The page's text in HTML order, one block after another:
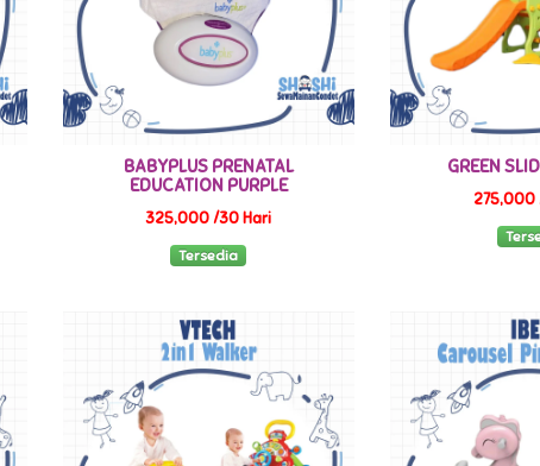
BABYPLUS PRENATAL
EDUCATION PURPLE
325,000 /30 Hari
Tersedia
GREEN
275,000